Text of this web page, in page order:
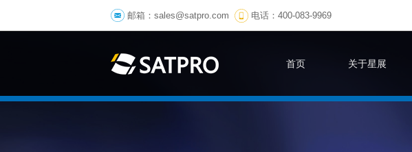
邮箱：sales@satpro.com 电话：400-083-9969
首页 关于星展